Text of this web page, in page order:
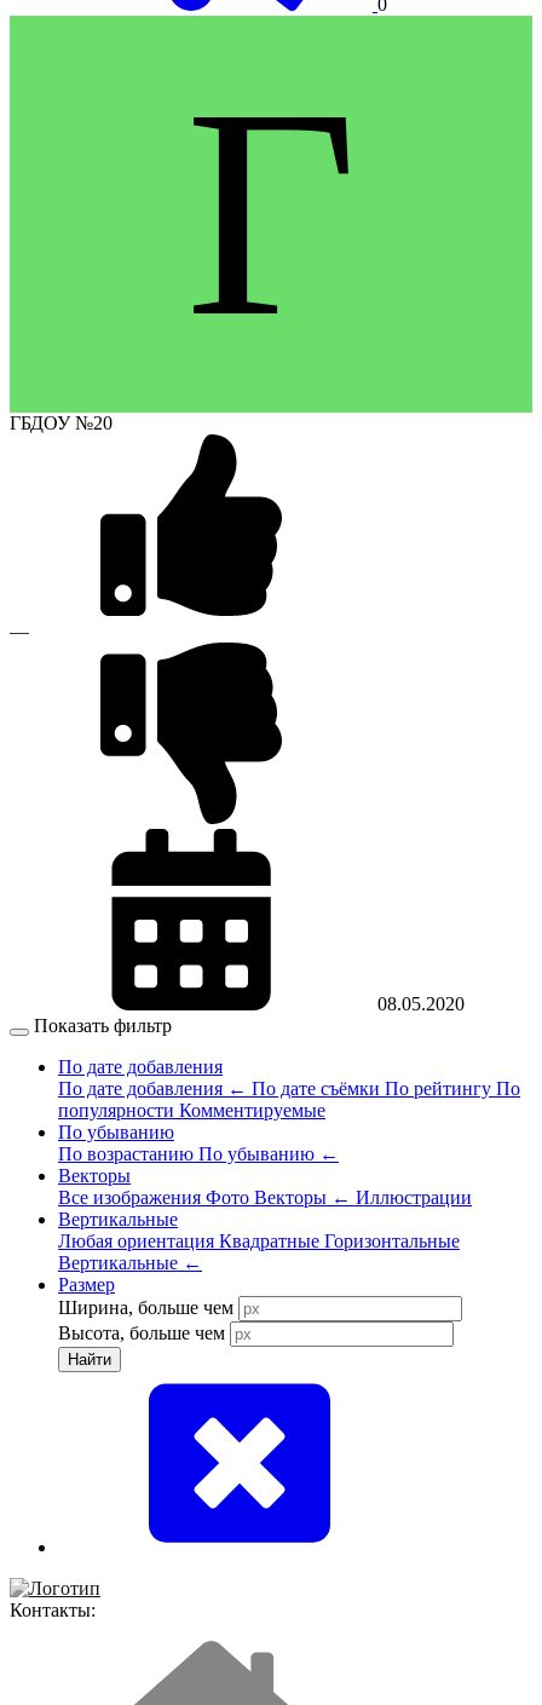
0
Г
ГБДОУ №20
—
08.05.2020
Показать фильтр
По дате добавления
По дате добавления ← По дате съёмки По рейтингу По
популярности Комментируемые
По убыванию
По возрастанию По убыванию ←
Векторы
Все изображения Фото Векторы ← Иллюстрации
Вертикальные
Любая ориентация Квадратные Горизонтальные
Вертикальные ←
Размер
Ширина, больше чем
Высота, больше чем
Найти
Контакты: